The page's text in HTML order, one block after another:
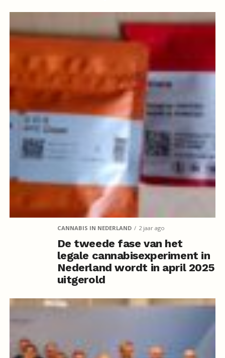
CANNABIS IN NEDERLAND 2 jaar ago
De tweede fase van het
legale cannabisexperiment in
Nederland wordt in april 2025
uitgerold